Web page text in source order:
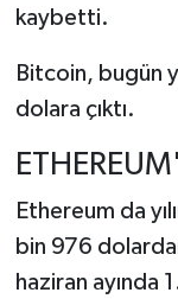
kaybetti.
Bitcoin, bugün
dolara çıktı.
Ethereum da
bin 976
haziran